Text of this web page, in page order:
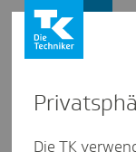
Presse und Politik
Die TK